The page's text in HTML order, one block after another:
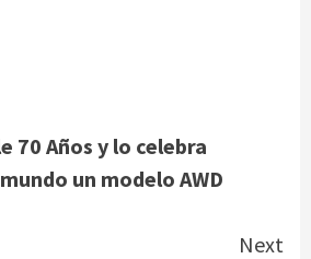
70 Años y lo celebra
un modelo AWD
Next